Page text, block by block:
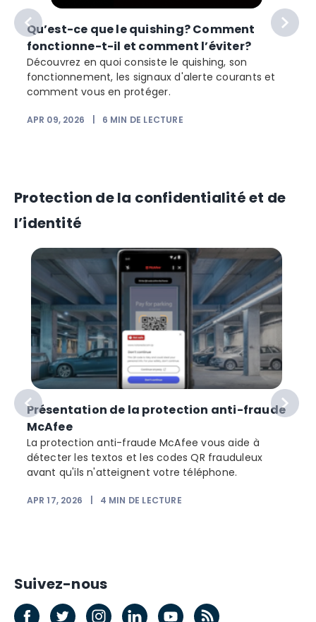
Qu’est-ce que le quishing? Comment
fonctionne-t-il et comment l’éviter?
Découvrez en quoi consiste le quishing, son
fonctionnement, les signaux d'alerte courants et
comment vous en protéger.
APR 09, 2026 6 MIN DE LECTURE
Protection de la confidentialité et de
l’identité
Présentation de la protection anti-fraude
McAfee
La protection anti-fraude McAfee vous aide à
détecter les textos et les codes QR frauduleux
avant qu'ils n'atteignent votre téléphone.
APR 17, 2026 4 MIN DE LECTURE
Suivez-nous